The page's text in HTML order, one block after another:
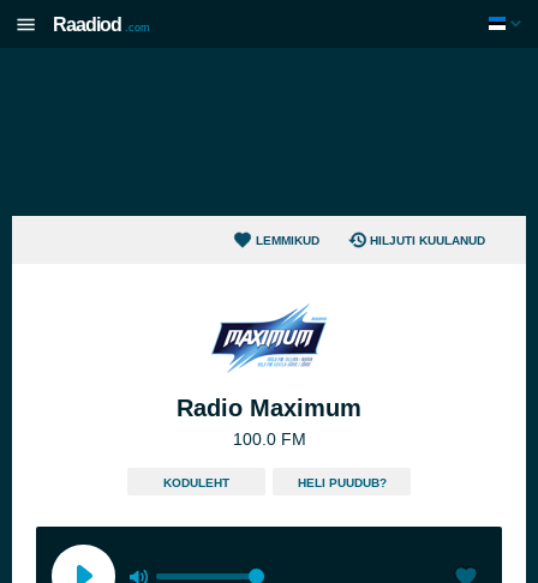
Raadiod .com
LEMMIKUD HILJUTI KUULANUD
Radio Maximum
100.0 FM
KODULEHT HELI PUUDUB?